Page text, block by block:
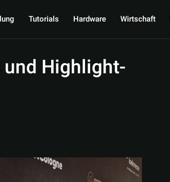
Tutorials Hardware Wirtschaft
Highlight-